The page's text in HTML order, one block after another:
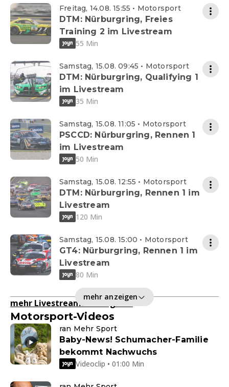
Freitag, 14.08. 15:55 • Motorsport
DTM: Nürburgring, Freies
Training 2 im Livestream
55 Min
Samstag, 15.08. 09:45 • Motorsport
DTM: Nürburgring, Qualifying 1
im Livestream
35 Min
Samstag, 15.08. 11:05 • Motorsport
PSCCD: Nürburgring, Rennen 1
im Livestream
50 Min
Samstag, 15.08. 12:55 • Motorsport
DTM: Nürburgring, Rennen 1 im
Livestream
120 Min
Samstag, 15.08. 15:00 • Motorsport
GT4: Nürburgring, Rennen 1 im
Livestream
80 Min
mehr anzeigen
mehr Livestreams anzeigen>
Motorsport-Videos
ran Mehr Sport
Baby-News! Schumacher-Familie
bekommt Nachwuchs
Videoclip • 01:00 Min